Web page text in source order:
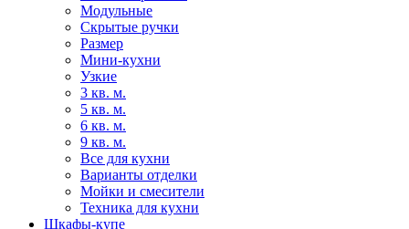
Модульные
Скрытые ручки
Размер
Мини-кухни
Узкие
3 кв. м.
5 кв. м.
6 кв. м.
9 кв. м.
Все для кухни
Варианты отделки
Мойки и смесители
Техника для кухни
Шкафы-купе